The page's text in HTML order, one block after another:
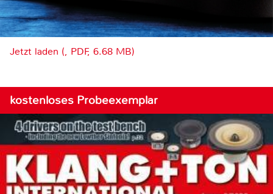
Jetzt laden (, PDF, 6.68 MB)
kostenloses Probeexemplar